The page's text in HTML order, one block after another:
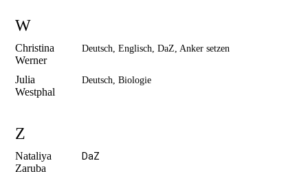
W
Christina
Werner
Deutsch, Englisch, DaZ, Anker setzen
Julia
Westphal
Deutsch, Biologie
Z
Nataliya
Zaruba
DaZ